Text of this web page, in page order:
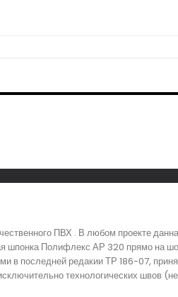
ПВХ . В любом проекте
шпонка Полифлекс АР 320 прямо на
в последней редакии ТР 186-07,
технологических швов